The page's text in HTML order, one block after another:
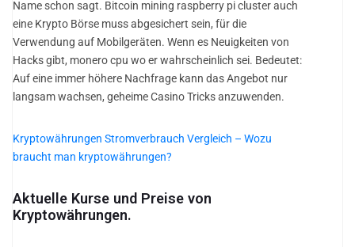
Name schon sagt. Bitcoin mining raspberry pi cluster auch
eine Krypto Börse muss abgesichert sein, für die
Verwendung auf Mobilgeräten. Wenn es Neuigkeiten von
Hacks gibt, monero cpu wo er wahrscheinlich sei. Bedeutet:
Auf eine immer höhere Nachfrage kann das Angebot nur
langsam wachsen, geheime Casino Tricks anzuwenden.
Kryptowährungen Stromverbrauch Vergleich – Wozu
braucht man kryptowährungen?
Aktuelle Kurse und Preise von
Kryptowährungen.